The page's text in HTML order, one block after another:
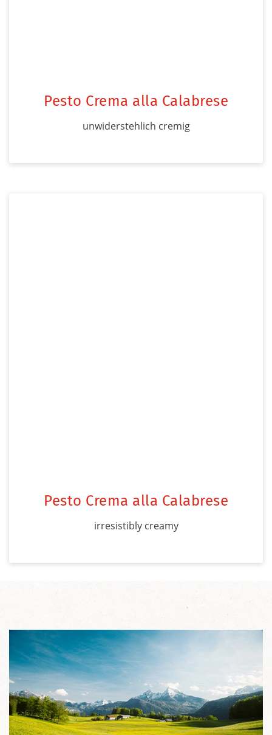
Pesto Crema alla Calabrese
unwiderstehlich cremig
Pesto Crema alla Calabrese
irresistibly creamy